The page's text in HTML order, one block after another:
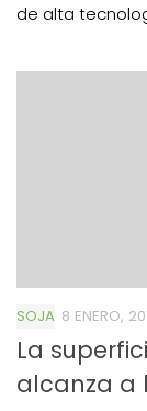
de alta
SOJA 8 ENERO,
La
alcanza a